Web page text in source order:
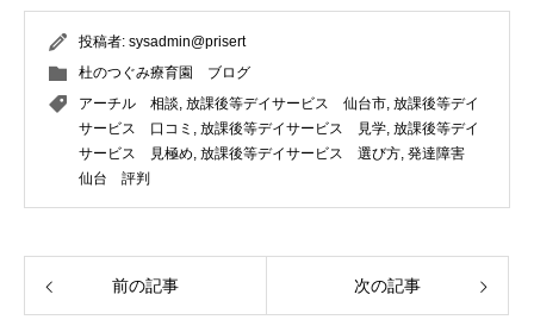
投稿者: sysadmin@prisert
杜のつぐみ療育園 ブログ
アーチル 相談 放課後等デイサービス 仙台市 放課後等デイ
サービス 口コミ
放課後等デイサービス 見学 放課後等デイ
サービス 見極め 放課後等デイサービス 選び方 発達障害
仙台 評判
前の記事 次の記事